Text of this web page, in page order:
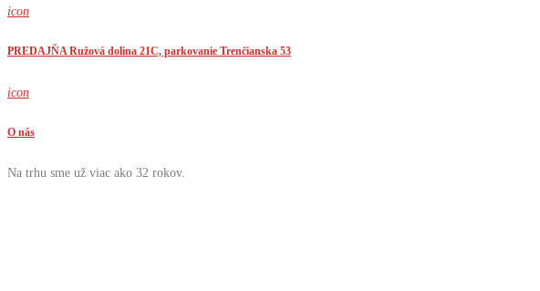
icon
PREDAJŇA Ružová dolina 21C, parkovanie Trenčianska 53
icon
O nás
Na trhu sme už viac ako 32 rokov.